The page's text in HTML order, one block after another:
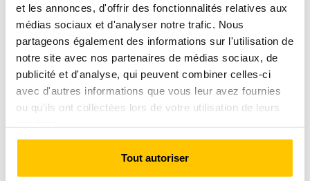
et les annonces, d'offrir des fonctionnalités relatives aux
médias sociaux et d'analyser notre trafic. Nous
partageons également des informations sur l'utilisation de
notre site avec nos partenaires de médias sociaux, de
publicité et d'analyse, qui peuvent combiner celles-ci
avec d'autres informations que vous leur avez fournies
ou qu'ils ont collectées lors de votre utilisation de leurs
Tout autoriser